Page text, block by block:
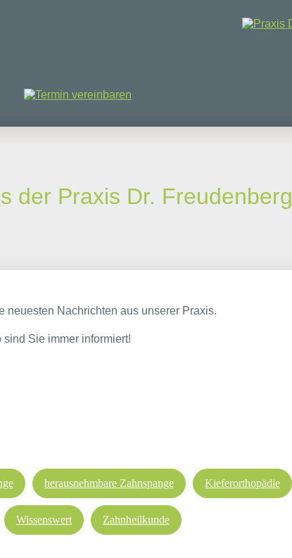
der Praxis Dr. Freudenberg
neuesten Nachrichten aus unserer Praxis.
sind Sie immer informiert!
herausnehmbare Zahnspange Kieferorthopädie
Wissenswert Zahnheilkunde